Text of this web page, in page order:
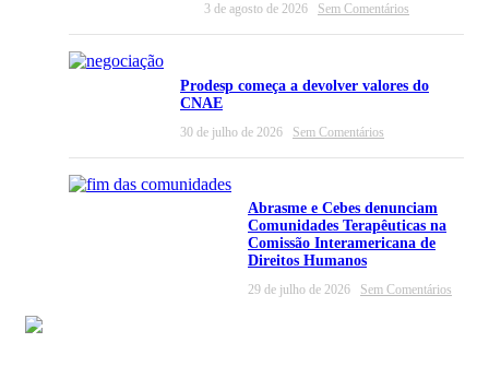
3 de agosto de 2026 Sem Comentários
Prodesp começa a devolver valores do
CNAE
30 de julho de 2026 Sem Comentários
Abrasme e Cebes denunciam
Comunidades Terapêuticas na
Comissão Interamericana de
Direitos Humanos
29 de julho de 2026 Sem Comentários